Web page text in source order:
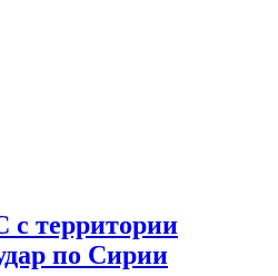
с территории
по Сирии